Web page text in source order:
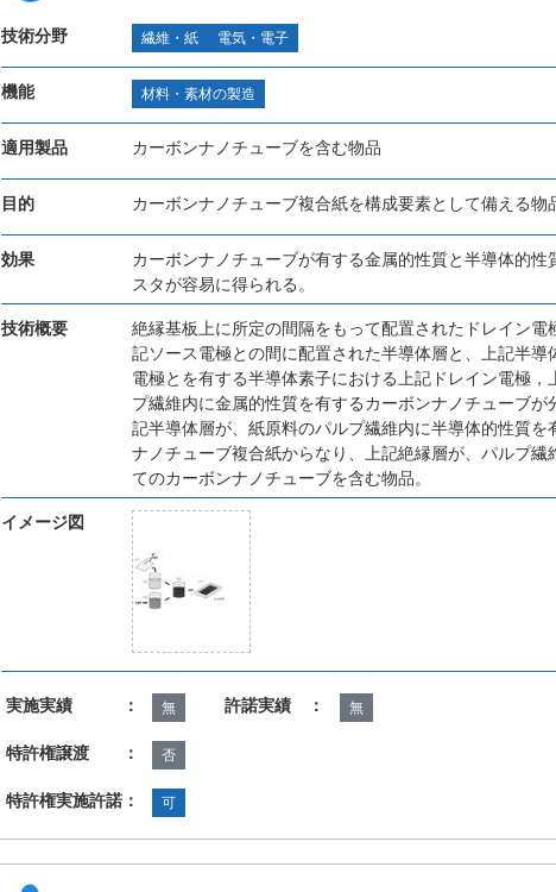
技術分野 繊維・紙 電気・電子
機能 材料・素材の製造
適用製品 カーボンナノチューブを含む物品
目的 カーボンナノチューブ複合紙を構成要素として備える物
効果
カーボンナノチューブが有する金属的性質と半導体的
スタが容易に得られる。
技術概要
絶縁基板上に所定の間隔をもって配置されたドレイン
記ソース電極との間に配置された半導体層と、上記半
電極とを有する半導体素子における上記ドレイン電極
プ繊維内に金属的性質を有するカーボンナノチューブ
記半導体層が、紙原料のパルプ繊維内に半導体的性質
ナノチューブ複合紙からなり、上記絶縁層が、パルプ
てのカーボンナノチューブを含む物品。
イメージ図
実施実績 ： 無 許諾実績 ： 無
特許権譲渡 ： 否
特許権実施許諾： 可